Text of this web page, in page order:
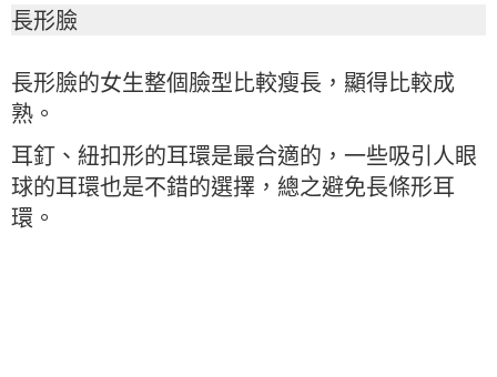
長形臉
長形臉的女生整個臉型比較瘦長，顯得比較成
熟。
耳釘、紐扣形的耳環是最合適的，一些吸引人眼
球的耳環也是不錯的選擇，總之避免長條形耳
環。